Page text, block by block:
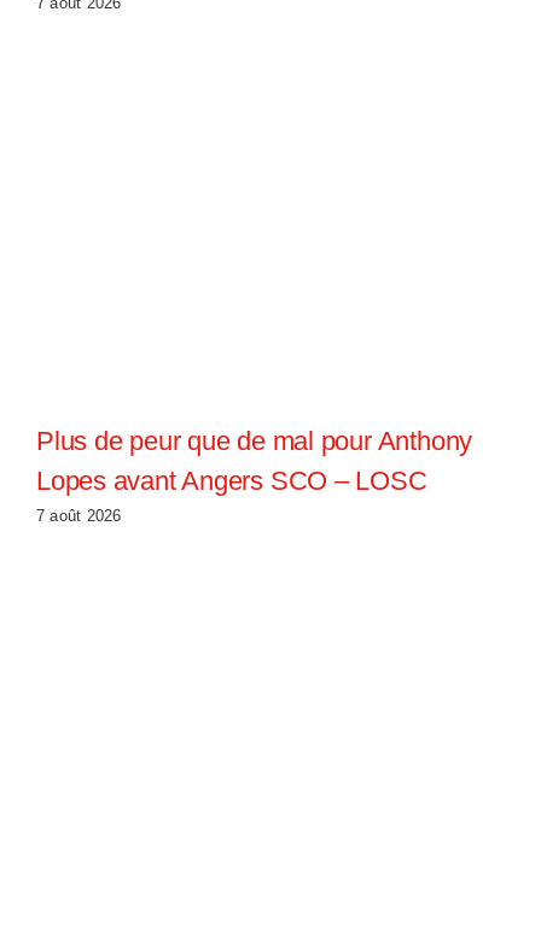
Plus de peur que de mal pour Anthony
Lopes avant Angers SCO – LOSC
7 août 2026